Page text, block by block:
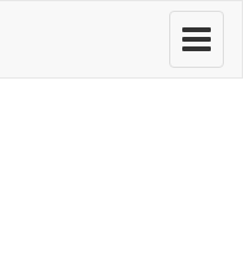
Toggle